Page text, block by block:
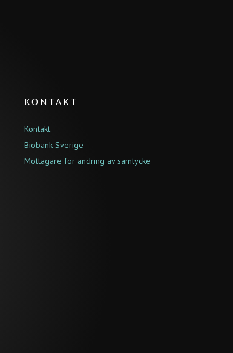
KONTAKT
Kontakt
Biobank Sverige
Mottagare för ändring av samtycke